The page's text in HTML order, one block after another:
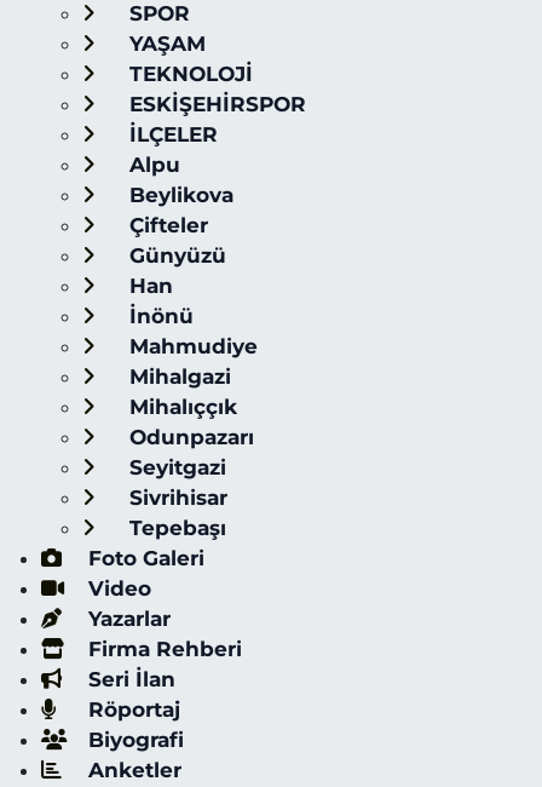
SPOR
YAŞAM
TEKNOLOJİ
ESKİŞEHİRSPOR
İLÇELER
Alpu
Beylikova
Çifteler
Günyüzü
Han
İnönü
Mahmudiye
Mihalgazi
Mihalıççık
Odunpazarı
Seyitgazi
Sivrihisar
Tepebaşı
Foto Galeri
Video
Yazarlar
Firma Rehberi
Seri İlan
Röportaj
Biyografi
Anketler